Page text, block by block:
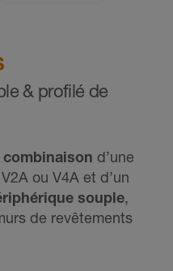
& profilé de
combinaison d’une
ou V4A et d’un
souple,
de revêtements